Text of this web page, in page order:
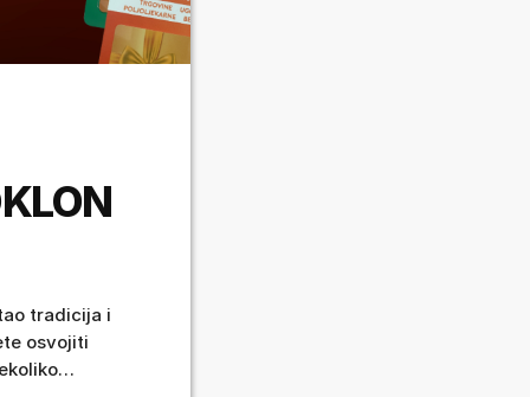
tradicija i
osvojiti